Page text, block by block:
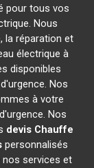
pour tous vos
Nous
la réparation et
électrique à
disponibles
Nos
à votre
Nos
devis Chauffe
personnalisés
services et